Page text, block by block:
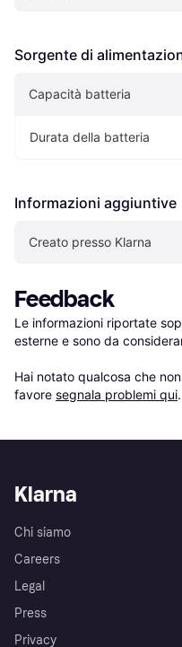
Sorgente di
Capacità batteria
Durata della batteria
Informazioni aggiuntive
Creato presso Klarna
Feedback
Le informazioni riportate
esterne e sono da
Hai notato qualcosa che
favore segnala problemi qui.
Klarna
Chi siamo
Careers
Legal
Press
Privacy